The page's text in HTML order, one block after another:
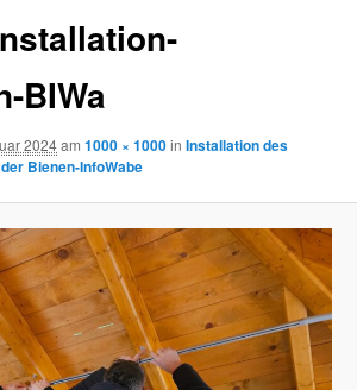
BIWa
2024am1000 × 1000inInstallation des
Bienen-InfoWabe